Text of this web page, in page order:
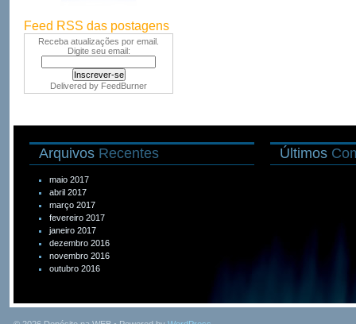
Feed RSS das postagens
Receba atualizações por email.
Digite seu email:
Delivered by FeedBurner
Arquivos Recentes
maio 2017
abril 2017
março 2017
fevereiro 2017
janeiro 2017
dezembro 2016
novembro 2016
outubro 2016
Últimos